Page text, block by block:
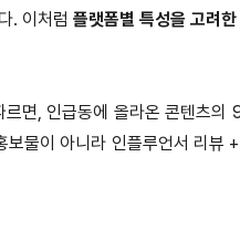
. 이처럼플랫폼별 특성을 고려
면, 인급동에 올라온 콘텐츠의
물이 아니라 인플루언서 리뷰